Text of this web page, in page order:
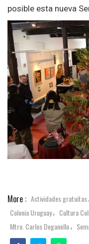
posible esta nueva
More : Actividades gratuitas,
Colonia Uruguay, Cultura
Mtro. Carlos Deganello,